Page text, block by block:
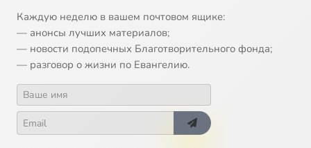
Каждую неделю в вашем почтовом ящике:
— анонсы лучших материалов;
— новости подопечных Благотворительного фонда;
— разговор о жизни по Евангелию.